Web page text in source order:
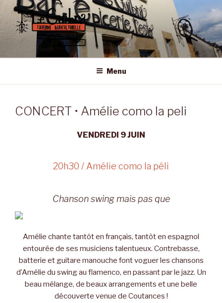
Aller
au
contenu
principal
LE GUIBRA – ST SULPICE LA
Taverne Agriculturelle • Bar – Epicerie – Resto
Menu
CONCERT • Amélie como la peli
VENDREDI 9 JUIN
20h30 / Amélie como la péli
Chanson swing mais pas que
Amélie chante tantôt en français, tantôt en espagnol
entourée de ses musiciens talentueux. Contrebasse,
batterie et guitare manouche font voguer les chansons
d’Amélie du swing au flamenco, en passant par le jazz. Un
beau mélange, de beaux arrangements et une belle
découverte venue de Coutances !